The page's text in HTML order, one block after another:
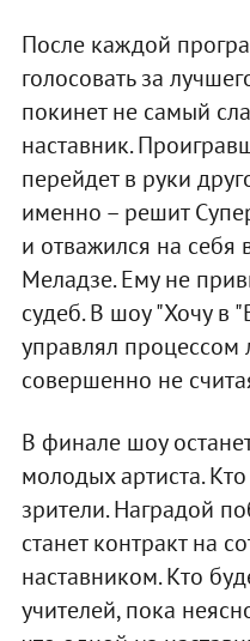
После каждой
голосовать за
покинет не самый
наставник.
перейдет в руки
именно – решит
и отважился на себя
Меладзе. Ему не
судеб. В шоу "Хочу в
управлял процессом
совершенно не
В финале шоу
молодых артиста.
зрители. Наградой
станет контракт на
наставником. Кто
учителей, пока